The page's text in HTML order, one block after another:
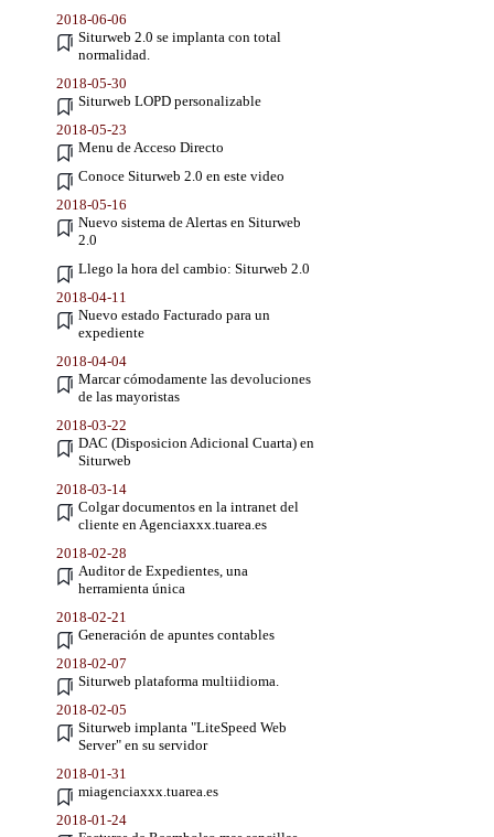
2018-06-06
Siturweb 2.0 se implanta con total
normalidad.
2018-05-30
Siturweb LOPD personalizable
2018-05-23
Menu de Acceso Directo
Conoce Siturweb 2.0 en este video
2018-05-16
Nuevo sistema de Alertas en Siturweb
2.0
Llego la hora del cambio: Siturweb 2.0
2018-04-11
Nuevo estado Facturado para un
expediente
2018-04-04
Marcar cómodamente las devoluciones
de las mayoristas
2018-03-22
DAC (Disposicion Adicional Cuarta) en
Siturweb
2018-03-14
Colgar documentos en la intranet del
cliente en Agenciaxxx.tuarea.es
2018-02-28
Auditor de Expedientes, una
herramienta única
2018-02-21
Generación de apuntes contables
2018-02-07
Siturweb plataforma multiidioma.
2018-02-05
Siturweb implanta "LiteSpeed Web
Server" en su servidor
2018-01-31
miagenciaxxx.tuarea.es
2018-01-24